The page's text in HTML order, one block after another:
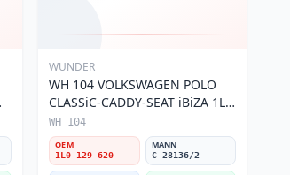
WUNDER
WH 104 VOLKSWAGEN POLO
CLASSiC-CADDY-SEAT iBiZA 1L0
129 620 Hava Filtresi
WH 104
OEM
1L0 129 620
MANN
C 28136/2